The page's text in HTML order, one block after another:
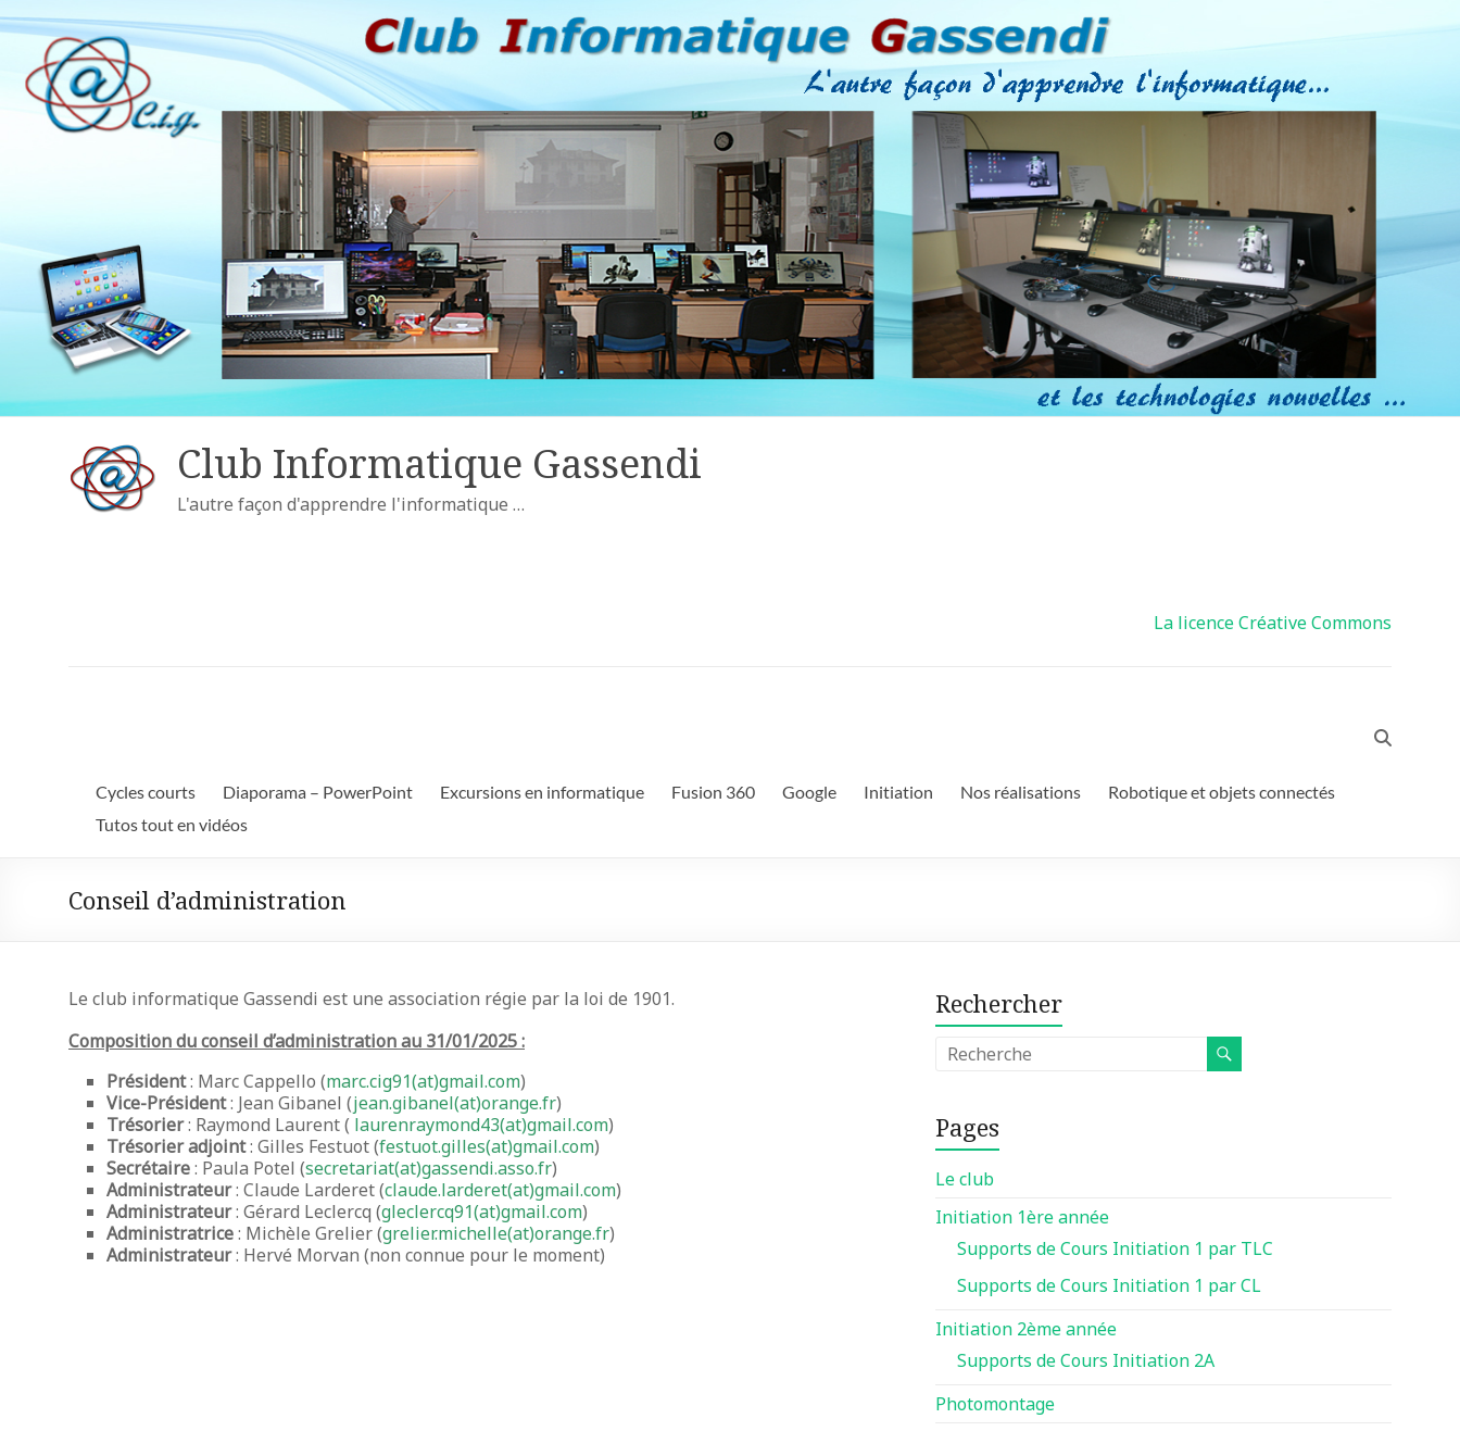
Club Informatique Gassendi
L'autre façon d'apprendre l'informatique …
La licence Créative Commons
Cycles courts Diaporama – PowerPoint Excursions en informatique Fusion 360 Google Initiation Nos réalisations
Robotique et objets connectés
Tutos tout en vidéos
Conseil d’administration
Le club informatique Gassendi est une association régie par la loi de 1901.
Composition du conseil d’administration au 31/01/2025 :
Président: Marc Cappello (marc.cig91(at)gmail.com)
Vice-Président: Jean Gibanel (jean.gibanel(at)orange.fr)
Trésorier: Raymond Laurent ( laurenraymond43(at)gmail.com)
Trésorier adjoint: Gilles Festuot (festuot.gilles(at)gmail.com)
Secrétaire: Paula Potel (secretariat(at)gassendi.asso.fr)
Administrateur: Claude Larderet (claude.larderet(at)gmail.com)
Administrateur: Gérard Leclercq (gleclercq91(at)gmail.com)
Administratrice: Michèle Grelier (grelier.michelle(at)orange.fr)
Administrateur: Hervé Morvan (non connue pour le moment)
Rechercher
Pages
Le club
Initiation 1ère année
Supports de Cours Initiation 1 par TLC
Supports de Cours Initiation 1 par CL
Initiation 2ème année
Supports de Cours Initiation 2A
Photomontage